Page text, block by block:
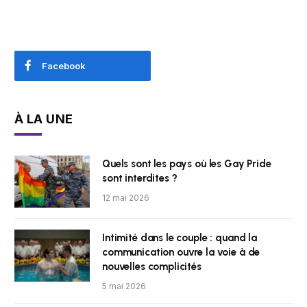
Facebook
À LA UNE
Quels sont les pays où les Gay Pride
sont interdites ?
12 mai 2026
Intimité dans le couple : quand la
communication ouvre la voie à de
nouvelles complicités
5 mai 2026